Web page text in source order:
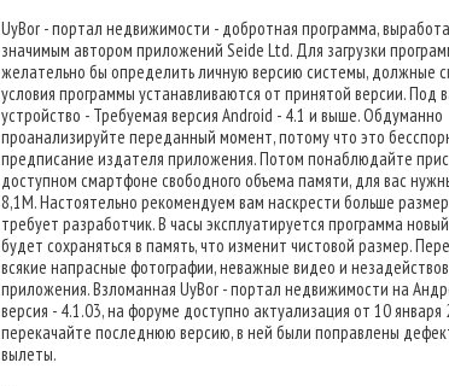
UyBor - портал недвижимости - добротная программа,
значимым автором приложений Seide Ltd. Для загрузки
желательно бы определить личную версию системы, должные
условия программы устанавливаются от принятой версии. Под
устройство - Требуемая версия Android - 4.1 и выше. Обдуманно
проанализируйте переданный момент, потому что это
предписание издателя приложения. Потом понаблюдайте
доступном смартфоне свободного объема памяти, для вас
8,1M. Настоятельно рекомендуем вам наскрести больше
требует разработчик. В часы эксплуатируется программа
будет сохраняться в память, что изменит чистовой размер.
всякие напрасные фотографии, неважные видео и
приложения. Взломанная UyBor - портал недвижимости на
версия - 4.1.03, на форуме доступно актуализация от 10 января
перекачайте последнюю версию, в ней были поправлены
вылеты.